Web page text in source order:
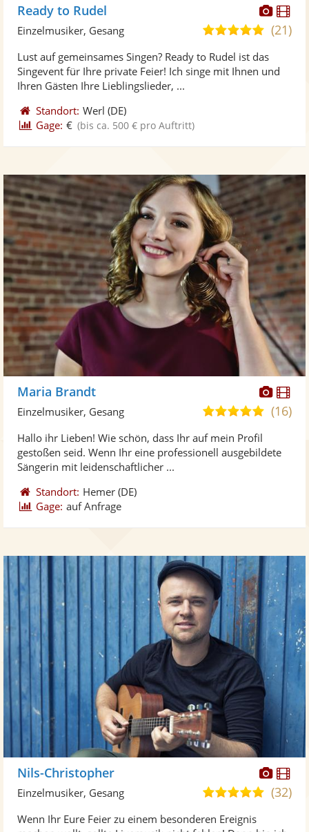
Ready to Rudel
4,9
5
(21)
Einzelmusiker, Gesang
Lust auf gemeinsames Singen? Ready to Rudel ist das
Singevent für Ihre private Feier! Ich singe mit Ihnen und
Ihren Gästen Ihre Lieblingslieder, ...
Standort: Werl (DE)
Gage: € (bis ca. 500 € pro Auftritt)
Maria Brandt
5,0
5
(16)
Einzelmusiker, Gesang
Hallo ihr Lieben! Wie schön, dass Ihr auf mein Profil
gestoßen seid. Wenn Ihr eine professionell ausgebildete
Sängerin mit leidenschaftlicher ...
Standort: Hemer (DE)
Gage: auf Anfrage
Nils-Christopher
5,0(32)
Einzelmusiker, Gesang
Wenn Ihr Eure Feier zu einem besonderen Ereignis